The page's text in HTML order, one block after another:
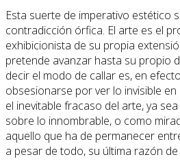
Esta suerte de imperativo estético
contradicción órfica. El arte es el
exhibicionista de su propia
pretende avanzar hasta su propio
decir el modo de callar es, en
obsesionarse por ver lo invisible en
el inevitable fracaso del arte, ya
sobre lo innombrable, o como
aquello que ha de permanecer
a pesar de todo, su última razón de